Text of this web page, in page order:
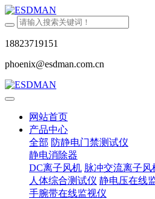
18823719151
phoenix@esdman.com.cn
网站首页
产品中心
全部 防静电门禁测试仪
静电消除器
DC离子风机 脉冲交流离子风
人体综合测试仪 静电压在线
手腕带在线监视仪